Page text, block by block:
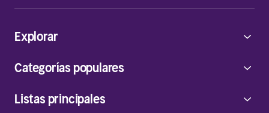
Explorar
Categorías populares
Listas principales